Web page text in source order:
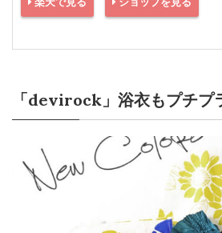
「devirock」浴衣もプチプ